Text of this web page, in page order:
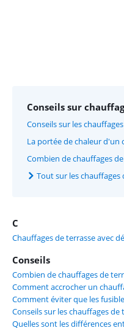
Conseils sur
Conseils sur les
La portée de chaleur d'un
Combien de chauffages
Tout sur les chauffages
C
Chauffages de terrasse avec
Conseils
Combien de chauffages de
Comment accrocher un
Comment éviter que les
Conseils sur les chauffages
Quelles sont les différences